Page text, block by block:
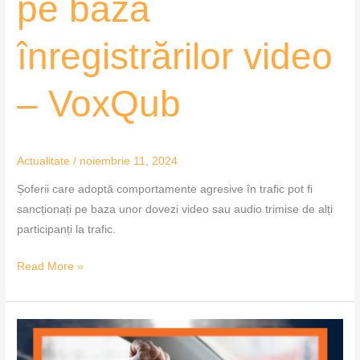
pe baza
înregistrărilor video
– VoxQub
Actualitate / noiembrie 11, 2024
Șoferii care adoptă comportamente agresive în trafic pot fi
sancționați pe baza unor dovezi video sau audio trimise de alți
participanți la trafic.
Read More »
Șoferii
agresivi,